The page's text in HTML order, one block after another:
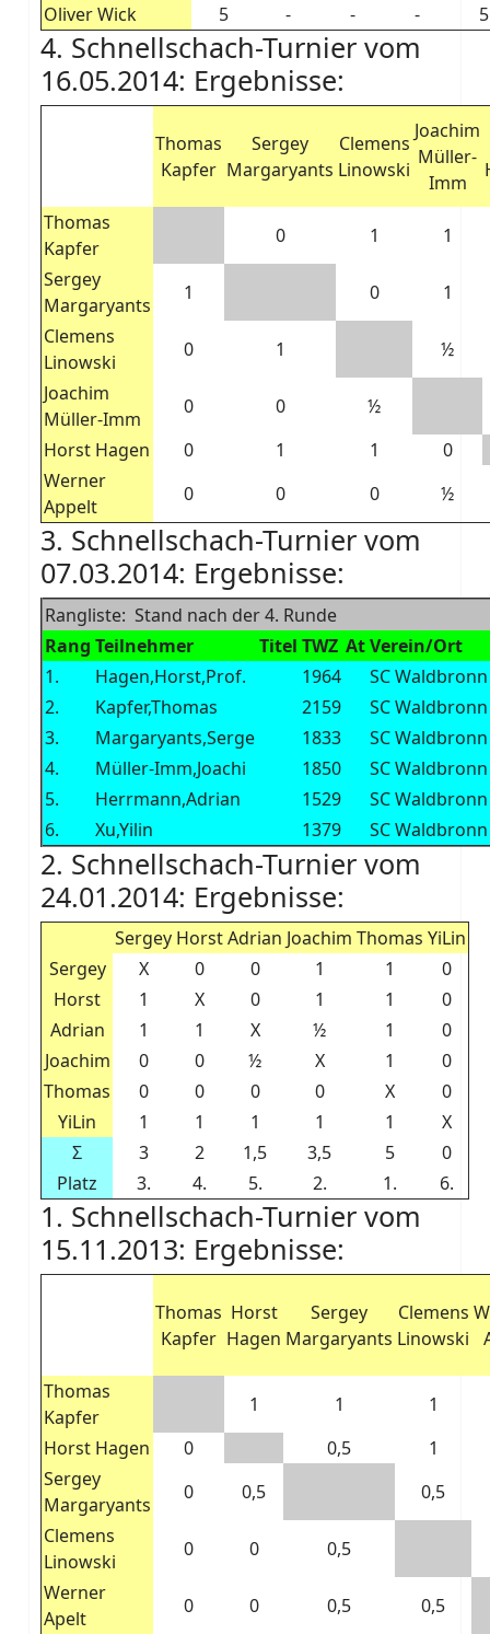
Oliver Wick
5 - - - 5
4. Schnellschach-Turnier vom
16.05.2014: Ergebnisse:
Thomas
Kapfer
Sergey
Margaryants
Clemens
Linowski
Joachim
Müller-
Imm
Thomas
Kapfer
0 1
1
Sergey
Margaryants
1 0
1
Clemens
Linowski
0 1
½
Joachim
Müller-Imm
0 0
½
Horst Hagen
0 1 1
0
Werner
Appelt
0 0 0 ½
3. Schnellschach-Turnier vom
07.03.2014: Ergebnisse:
Rangliste: Stand nach der 4. Runde
Rang Teilnehmer Titel TWZ AtVerein/Ort
1.
Hagen,Horst,Prof. 1964
SC Waldbronn
2.
Kapfer,Thomas 2159
SC Waldbronn
3.
Margaryants,Serge 1833
SC Waldbronn
4.
Müller-Imm,Joachi 1850
SC Waldbronn
5.
Herrmann,Adrian 1529
SC Waldbronn
6.
Xu,Yilin 1379 SC Waldbronn
2. Schnellschach-Turnier vom
24.01.2014: Ergebnisse:
Sergey HorstAdrian Joachim Thomas YiLin
Sergey
X 0 0 1 1
0
Horst
1 X 0 1 1
0
Adrian
1 1 X ½ 1
0
Joachim
0 0 ½ X 1
0
Thomas
0 0 0 0 X
0
YiLin
1 1 1 1 1
X
Σ
3 2 1,5 3,5 5
0
Platz
3. 4. 5. 2. 1. 6.
1. Schnellschach-Turnier vom
15.11.2013: Ergebnisse:
Thomas
Kapfer
Horst
Hagen
Sergey
Margaryants
Clemens
Linowski
Thomas
Kapfer
1 1
1
Horst Hagen
0 0,5
1
Sergey
Margaryants
0 0,5
0,5
Clemens
Linowski
0 0
0,5
Werner
Apelt
0 0 0,5
0,5